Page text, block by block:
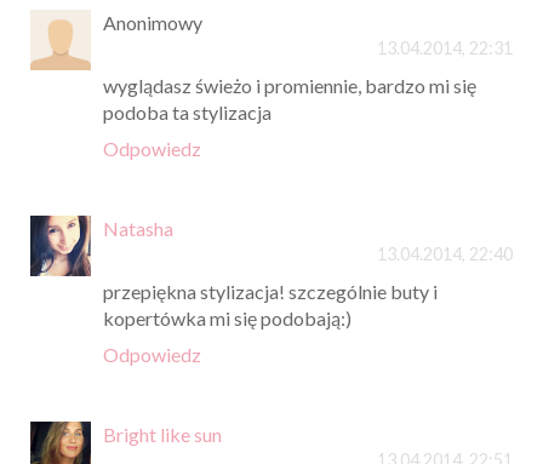
Anonimowy
13.04.2014, 22:31
wyglądasz świeżo i promiennie, bardzo mi się
podoba ta stylizacja
Odpowiedz
Natasha
13.04.2014, 22:40
przepiękna stylizacja! szczególnie buty i
kopertówka mi się podobają:)
Odpowiedz
Bright like sun
13.04.2014, 22:51